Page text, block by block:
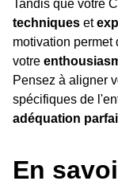
Tandis que votre
techniques et
motivation permet
votre
Pensez à aligner
spécifiques de
adéquation
En